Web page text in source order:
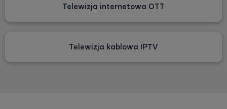
Telewizja internetowa OTT
Telewizja kablowa IPTV